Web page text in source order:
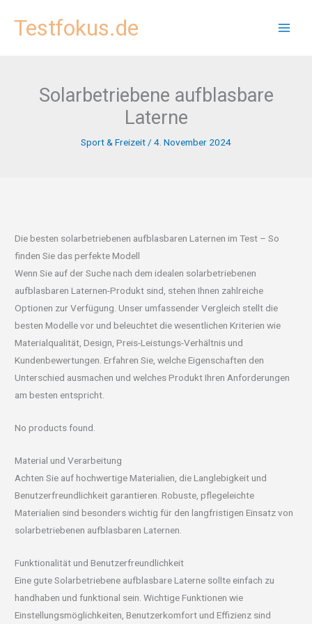
InhaltTestfokus.de
Solarbetriebene aufblasbare
Laterne
Sport & Freizeit / 4. November 2024
Die besten solarbetriebenen aufblasbaren Laternen im Test – So
finden Sie das perfekte Modell
Wenn Sie auf der Suche nach dem idealen solarbetriebenen
aufblasbaren Laternen-Produkt sind, stehen Ihnen zahlreiche
Optionen zur Verfügung. Unser umfassender Vergleich stellt die
besten Modelle vor und beleuchtet die wesentlichen Kriterien wie
Materialqualität, Design, Preis-Leistungs-Verhältnis und
Kundenbewertungen. Erfahren Sie, welche Eigenschaften den
Unterschied ausmachen und welches Produkt Ihren Anforderungen
am besten entspricht.
No products found.
Material und Verarbeitung
Achten Sie auf hochwertige Materialien, die Langlebigkeit und
Benutzerfreundlichkeit garantieren. Robuste, pflegeleichte
Materialien sind besonders wichtig für den langfristigen Einsatz von
solarbetriebenen aufblasbaren Laternen.
Funktionalität und Benutzerfreundlichkeit
Eine gute Solarbetriebene aufblasbare Laterne sollte einfach zu
handhaben und funktional sein. Wichtige Funktionen wie
Einstellungsmöglichkeiten, Benutzerkomfort und Effizienz sind